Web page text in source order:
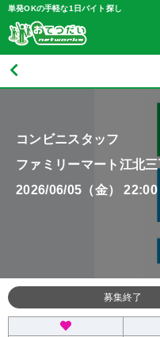
単発OKの手軽な1日バイト探し
コンビニスタッフ
ファミリーマート江北
2026/06/05（金）
募集終了